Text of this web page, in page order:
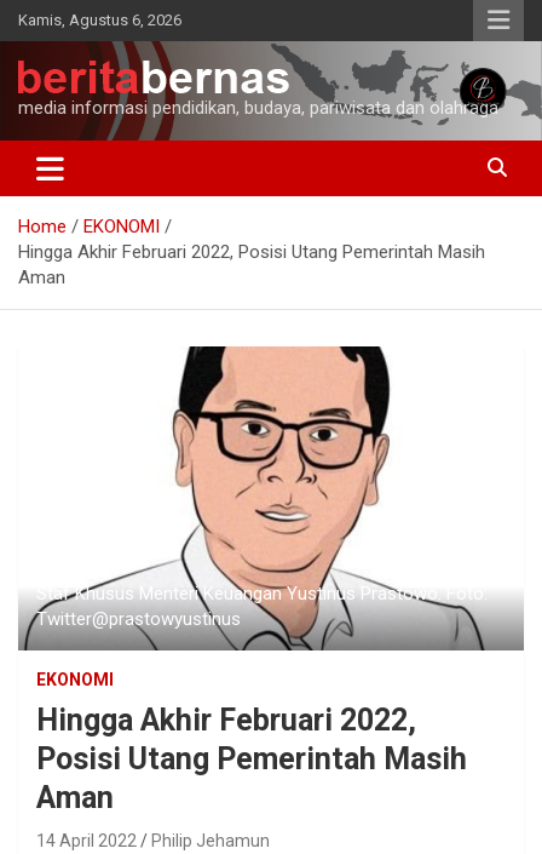
Skip
to
content
Kamis, Agustus 6, 2026
media informasi pendidikan, budaya, pariwisata dan olahraga
Home
EKONOMI
Hingga Akhir Februari 2022, Posisi Utang Pemerintah Masih
Aman
Staf Khusus Menteri Keuangan Yustinus Prastowo. Foto:
Twitter@prastowyustinus
EKONOMI
Hingga Akhir Februari 2022,
Posisi Utang Pemerintah Masih
Aman
14 April 2022 Philip Jehamun